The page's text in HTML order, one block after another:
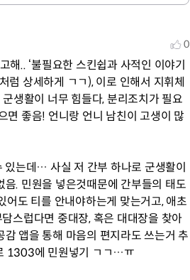
0
.. ‘불필요한 스킨쉽과 사적인 이야기
럼 상세하게 ㄱㄱ), 이로 인해서 지휘체
생활이 너무 힘들다, 분리조치가 필요
면 좋음! 언니랑 언니 남친이 고생이 많
는데… 사실 저 간부 하나로 군생활이
. 민원을 넣은것때문에 간부들의 태도
도 티를 안내야하는게 맞는거고, 애초
스럽다면 중대장, 혹은 대대장을 찾아
앱을 통해 마음의 편지라도 쓰는거 추
1303에 민원넣기 ㄱㄱ…ㅠ